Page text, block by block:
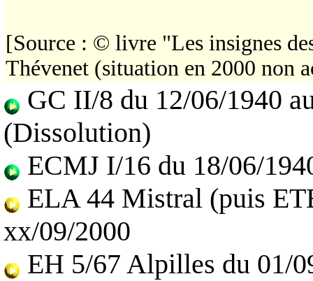
[Source : © livre "Les insignes
Thévenet (situation en 2000 non
GC II/8 du 12/06/1940
(Dissolution)
ECMJ I/16 du 18/06/
ELA 44 Mistral (puis
xx/09/2000
EH 5/67 Alpilles du 01/